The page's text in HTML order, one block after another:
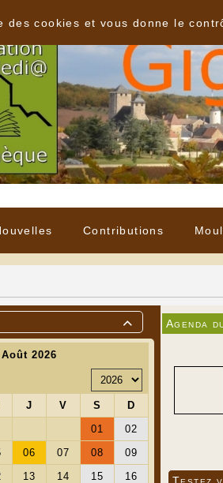
Contributions
 Agenda
des cookies et vous donne le